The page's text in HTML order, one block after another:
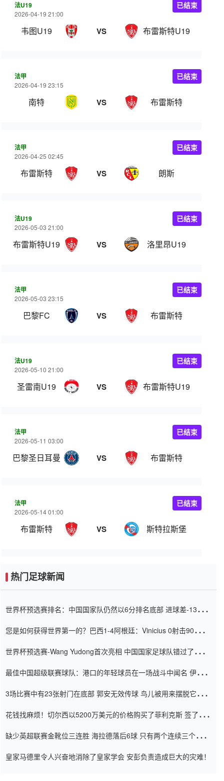
法U19
2026-04-19 21:00
韦图U19 VS 布雷斯特U19
已结束
法甲
2026-04-19 23:15
南特 VS 布雷斯特
已结束
法甲
2026-04-25 02:45
布雷斯特 VS 朗斯
已结束
法U19
2026-05-03 21:00
布雷斯特U19 VS 洛里昂U19
已结束
法甲
2026-05-03 23:15
巴黎FC VS 布雷斯特
已结束
法U19
2026-05-10 21:00
圣雷南U19 VS 布雷斯特U19
已结束
法甲
2026-05-11 03:00
巴黎圣日耳曼 VS 布雷斯特
已结束
法甲
2026-05-14 01:00
布雷斯特 VS 斯特拉斯堡
已结束
热门足球新闻
世界杯预选赛排名：中国国家队仍然以6分排名底部 进球差-13令人
您是如何获得世界第一的？巴西1-4阿根廷：Vinicius 0射击90分钟
世界杯预选赛-Wang Yudong首次亮相 中国国家足球队错过了世界
最佳中国超级联赛球队：港口的年轻球员在一场战斗中闻名 伊万放
3场比赛中有23张射门在底部 郭安无效传球 鸟儿被用来摆脱它
花钱找麻烦！切尔西以5200万美元的价格购买了菲利克斯 签了7年
缺少英超联赛金靴位三连胜 海拉德落后6球 只有两个连续三个连续
皇家马德里令人兴奋地消除了皇家学会 安彭负责造成巨大的灾难！